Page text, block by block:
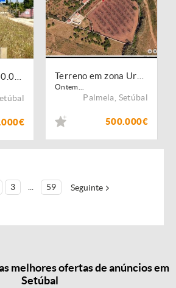
Ontem...
Palmela Setúbal
500.000€
3 59 Seguinte
melhores ofertas de anúncios em
Setúbal